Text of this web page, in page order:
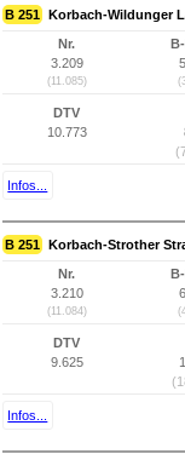
B 251 Korbach-Wildunger
Nr.
3.209
(11.085)
DTV
10.773
Infos...
B 251 Korbach-Strother
Nr.
3.210
(11.084)
DTV
9.625
Infos...